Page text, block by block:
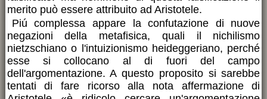
merito può essere attribuito ad Aristotele.
Piú complessa appare la confutazione di nuove
negazioni della metafisica, quali il nichilismo
nietzschiano o l'intuizionismo heideggeriano, perché
esse si collocano al di fuori del campo
dell'argomentazione. A questo proposito si sarebbe
tentati di fare ricorso alla nota affermazione di